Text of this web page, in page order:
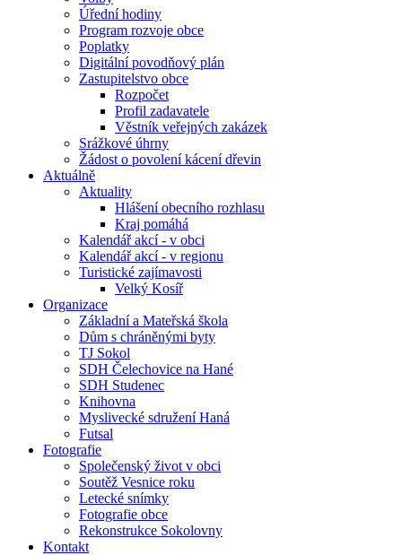
Úřední hodiny
Program rozvoje obce
Poplatky
Digitální povodňový plán
Zastupitelstvo obce
Rozpočet
Profil zadavatele
Věstník veřejných zakázek
Srážkové úhrny
Žádost o povolení kácení dřevin
Aktuálně
Aktuality
Hlášení obecního rozhlasu
Kraj pomáhá
Kalendář akcí - v obci
Kalendář akcí - v regionu
Turistické zajímavosti
Velký Kosíř
Organizace
Základní a Mateřská škola
Dům s chráněnými byty
TJ Sokol
SDH Čelechovice na Hané
SDH Studenec
Knihovna
Myslivecké sdružení Haná
Futsal
Fotografie
Společenský život v obci
Soutěž Vesnice roku
Letecké snímky
Fotografie obce
Rekonstrukce Sokolovny
Kontakt